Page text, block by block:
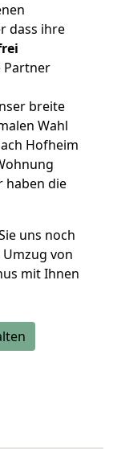
dass ihre
Partner
breite
Wahl
Hofheim
haben die
uns noch
von
mit Ihnen